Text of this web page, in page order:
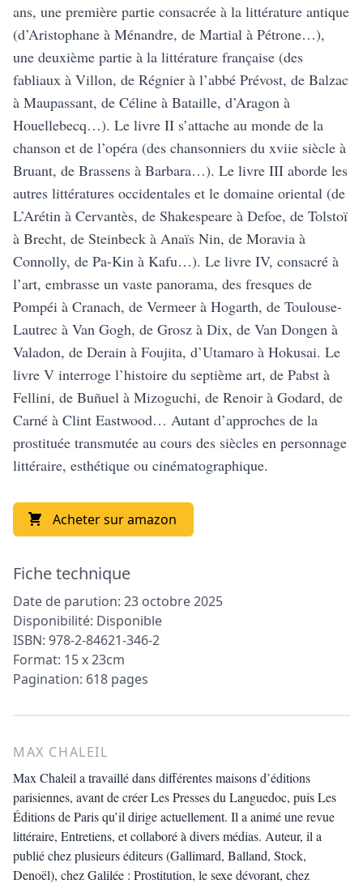
ans, une première partie consacrée à la littérature antique
(d’Aristophane à Ménandre, de Martial à Pétrone…),
une deuxième partie à la littérature française (des
fabliaux à Villon, de Régnier à l’abbé Prévost, de Balzac
à Maupassant, de Céline à Bataille, d’Aragon à
Houellebecq…). Le livre II s’attache au monde de la
chanson et de l’opéra (des chansonniers du xviie siècle à
Bruant, de Brassens à Barbara…). Le livre III aborde les
autres littératures occidentales et le domaine oriental (de
L’Arétin à Cervantès, de Shakespeare à Defoe, de Tolstoï
à Brecht, de Steinbeck à Anaïs Nin, de Moravia à
Connolly, de Pa-Kin à Kafu…). Le livre IV, consacré à
l’art, embrasse un vaste panorama, des fresques de
Pompéi à Cranach, de Vermeer à Hogarth, de Toulouse-
Lautrec à Van Gogh, de Grosz à Dix, de Van Dongen à
Valadon, de Derain à Foujita, d’Utamaro à Hokusai. Le
livre V interroge l’histoire du septième art, de Pabst à
Fellini, de Buñuel à Mizoguchi, de Renoir à Godard, de
Carné à Clint Eastwood… Autant d’approches de la
prostituée transmutée au cours des siècles en personnage
littéraire, esthétique ou cinématographique.
Acheter sur amazon
Fiche technique
Date de parution: 23 octobre 2025
Disponibilité: Disponible
ISBN: 978-2-84621-346-2
Format: 15 x 23cm
Pagination: 618 pages
MAX CHALEIL
Max Chaleil a travaillé dans différentes maisons d’éditions
parisiennes, avant de créer Les Presses du Languedoc, puis Les
Éditions de Paris qu’il dirige actuellement. Il a animé une revue
littéraire, Entretiens, et collaboré à divers médias. Auteur, il a
publié chez plusieurs éditeurs (Gallimard, Balland, Stock,
Denoël), chez Galilée : Prostitution, le sexe dévorant, chez